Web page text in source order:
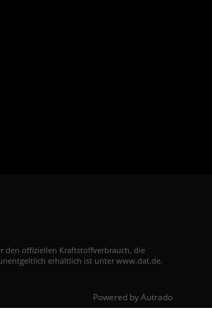
den offiziellen Kraftstoffverbrauch, die
erhältlich ist unter www.dat.de.
Powered by Autrado